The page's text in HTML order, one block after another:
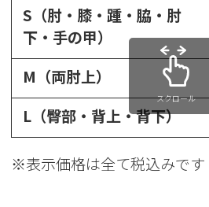
S（肘・膝・踵・脇・肘
下・手の甲）
M（両肘上）
L（臀部・背上・背下）
※表示価格は全て税込みです
スクロール